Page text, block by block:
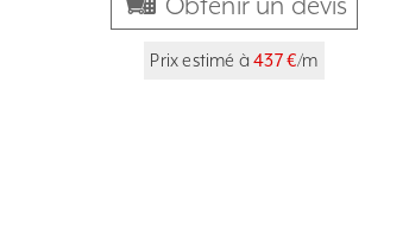
Obtenir un devis
Prix estimé à437 €/m